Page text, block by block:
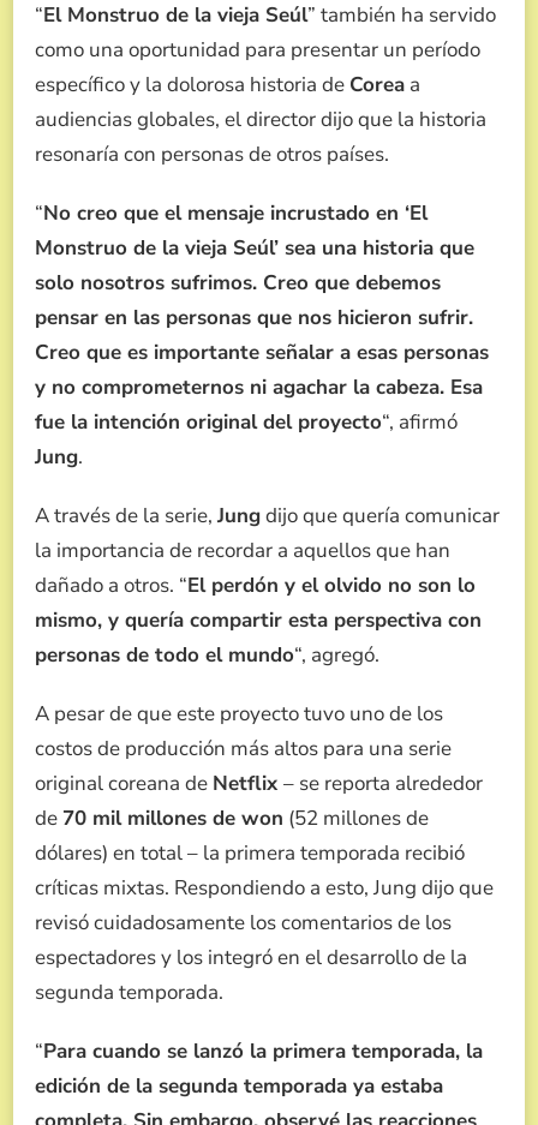
“El Monstruo de la vieja Seúl” también ha servido
como una oportunidad para presentar un período
específico y la dolorosa historia de Corea a
audiencias globales, el director dijo que la historia
resonaría con personas de otros países.
“No creo que el mensaje incrustado en ‘El
Monstruo de la vieja Seúl’ sea una historia que
solo nosotros sufrimos. Creo que debemos
pensar en las personas que nos hicieron sufrir.
Creo que es importante señalar a esas personas
y no comprometernos ni agachar la cabeza. Esa
fue la intención original del proyecto“, afirmó
Jung.
A través de la serie, Jungdijo que quería comunicar
la importancia de recordar a aquellos que han
dañado a otros. “El perdón y el olvido no son lo
mismo, y quería compartir esta perspectiva con
personas de todo el mundo“, agregó.
A pesar de que este proyecto tuvo uno de los
costos de producción más altos para una serie
original coreana de Netflix – se reporta alrededor
de 70 mil millones de won (52 millones de
dólares) en total – la primera temporada recibió
críticas mixtas. Respondiendo a esto, Jung dijo que
revisó cuidadosamente los comentarios de los
espectadores y los integró en el desarrollo de la
segunda temporada.
“Para cuando se lanzó la primera temporada, la
edición de la segunda temporada ya estaba